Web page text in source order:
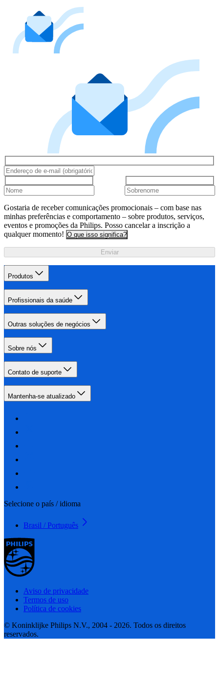
Gostaria de receber comunicações promocionais – com base nas
minhas preferências e comportamento – sobre produtos, serviços,
eventos e promoções da Philips. Posso cancelar a inscrição a
qualquer momento! O que isso significa?
Enviar
Produtos
Profissionais da saúde
Outras soluções de negócios
Sobre nós
Contato de suporte
Mantenha-se atualizado
Selecione o país / idioma
Brasil / Português
Aviso de privacidade
Termos de uso
Política de cookies
© Koninklijke Philips N.V., 2004 - 2026. Todos os direitos
reservados.